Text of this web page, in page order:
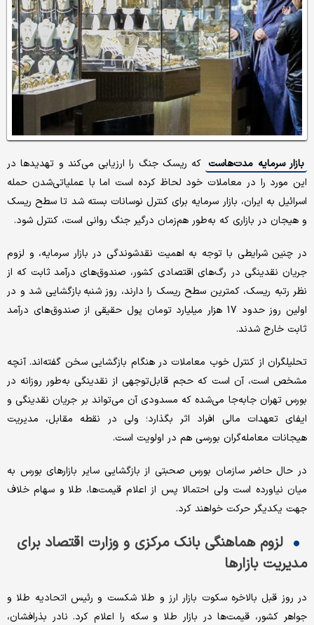
بازار سرمایه مدت‌هاست که ریسک جنگ را ارزیابی می‌کند و تهدیدها در
این مورد را در معاملات خود لحاظ کرده است اما با عملیاتی‌شدن حمله
اسرائیل به ایران، بازار سرمایه برای کنترل نوسانات بسته شد تا سطح ریسک
و هیجان در بازاری که به‌طور هم‌زمان درگیر جنگ روانی است، کنترل شود.
در چنین شرایطی با توجه به اهمیت نقدشوندگی در بازار سرمایه، و لزوم
جریان نقدینگی در رگ‌های اقتصادی کشور، صندوق‌های درآمد ثابت که از
نظر رتبه ریسک، کمترین سطح ریسک را دارند، روز شنبه بازگشایی شد و در
اولین روز حدود 17 هزار میلیارد تومان پول حقیقی از صندوق‌های درآمد
ثابت خارج شدند.
تحلیلگران از کنترل خوب معاملات در هنگام بازگشایی سخن گفته‌اند. آنچه
مشخص است، آن است که حجم قابل‌توجهی از نقدینگی به‌طور روزانه در
بورس تهران جابه‌جا می‌شده که مسدودی آن می‌تواند بر جریان نقدینگی و
ایفای تعهدات مالی افراد اثر بگذارد؛ ولی در نقطه مقابل، مدیریت
هیجانات معامله‌گران بورسی هم در اولویت است.
در حال حاضر سازمان بورس صحبتی از بازگشایی سایر بازارهای بورس به
میان نیاورده است‌ ولی احتمالا پس از اعلام قیمت‌ها، طلا و سهام خلاف
جهت یکدیگر حرکت خواهند کرد.
لزوم هماهنگی بانک مرکزی و وزارت اقتصاد برای
مدیریت بازارها
در روز قبل بالاخره سکوت بازار ارز و طلا شکست و رئیس اتحادیه‌ طلا و
جواهر کشور، قیمت‌ها در بازار طلا و سکه را اعلام کرد. نادر بذرافشان،